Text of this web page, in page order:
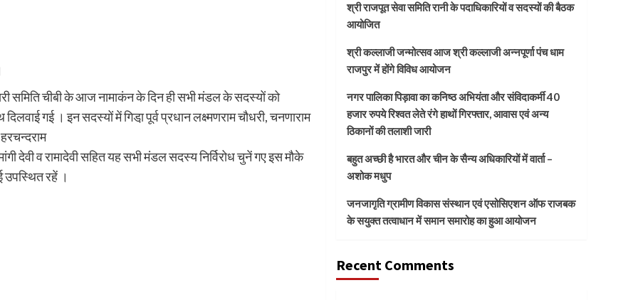
समिति चीबी के आज नामाकंन के दिन ही सभी मंडल के सदस्यों को
गई । इन सदस्यों में गिडा़ पूर्व प्रधान लक्ष्मणराम चौधरी, चनणाराम
देवी व रामादेवी सहित यह सभी मंडल सदस्य निर्विरोध चुनें गए इस मौके
उपस्थित रहें ।
श्री राजपूत सेवा समिति रानी के पदाधिकारियों व सदस्यों की बैठक
आयोजित
श्री कल्लाजी जन्मोत्सव आज श्री कल्लाजी अन्नपूर्णा पंच धाम
राजपुर में होंगे विविध आयोजन
नगर पालिका पिड़ावा का कनिष्ठ अभियंता और संविदाकर्मी 40
हजार रुपये रिश्वत लेते रंगे हाथों गिरफ्तार, आवास एवं अन्य
ठिकानों की तलाशी जारी
बहुत अच्छी है भारत और चीन के सैन्य अधिकारियों में वार्ता –
अशोक मधुप
जनजागृति ग्रामीण विकास संस्थान एवं एसोसिएशन ऑफ राजबक
के सयुक्त तत्वाधान में समान समारोह का हुआ आयोजन
Recent Comments